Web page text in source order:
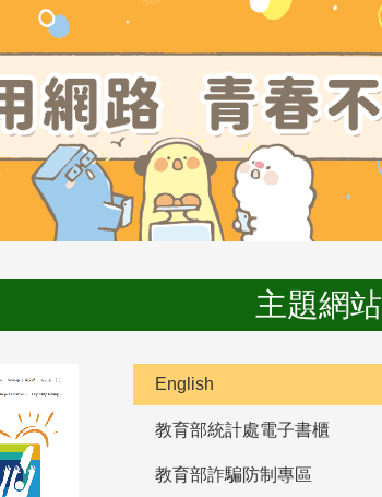
主題網站
English
教育部統計處電子書櫃
教育部詐騙防制專區